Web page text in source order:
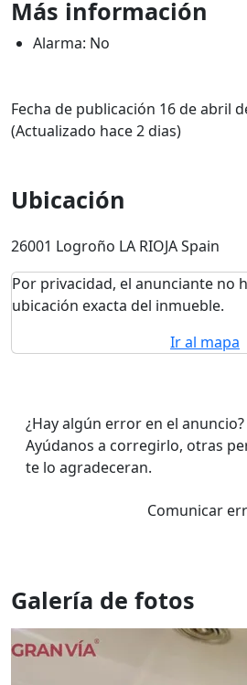
Más información
Alarma: No
Fecha de publicación 16 de abril
(Actualizado hace 2 dias)
Ubicación
26001 Logroño LA RIOJA Spain
Por privacidad, el anunciante no
ubicación exacta del inmueble.
Ir al mapa
¿Hay algún error en el anuncio?
Ayúdanos a corregirlo, otras
te lo agradeceran.
Comunicar
Galería de fotos